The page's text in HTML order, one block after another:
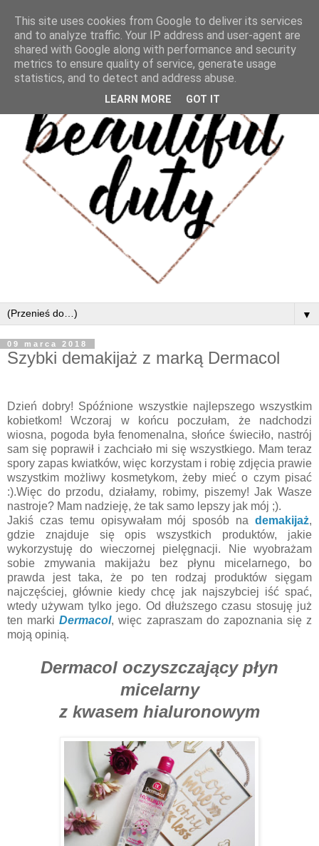
▼
09 marca 2018
Szybki demakijaż z marką Dermacol
Dzień dobry! Spóźnione wszystkie najlepszego wszystkim
kobietkom! Wczoraj w końcu poczułam, że nadchodzi
wiosna, pogoda była fenomenalna, słońce świeciło, nastrój
sam się poprawił i zachciało mi się wszystkiego. Mam teraz
spory zapas kwiatków, więc korzystam i robię zdjęcia prawie
wszystkim możliwy kosmetykom, żeby mieć o czym pisać
:).Więc do przodu, działamy, robimy, piszemy! Jak Wasze
nastroje? Mam nadzieję, że tak samo lepszy jak mój ;).
Jakiś czas temu opisywałam mój sposób na demakijaż,
gdzie znajduje się opis wszystkich produktów, jakie
wykorzystuję do wieczornej pielęgnacji. Nie wyobrażam
sobie zmywania makijażu bez płynu micelarnego, bo
prawda jest taka, że po ten rodzaj produktów sięgam
najczęściej, głównie kiedy chcę jak najszybciej iść spać,
wtedy używam tylko jego. Od dłuższego czasu stosuję już
ten markiDermacol, więc zapraszam do zapoznania się z
moją opinią.
Dermacol oczyszczający płyn
micelarny
z kwasem hialuronowym
This site uses cookies from Google to deliver its services
and to analyze traffic. Your IP address and user-agent are
shared with Google along with performance and security
metrics to ensure quality of service, generate usage
statistics, and to detect and address abuse.
LEARN MORE GOT IT